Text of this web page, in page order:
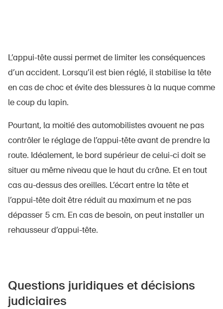
L’appui-tête aussi permet de limiter les conséquences
d’un accident. Lorsqu’il est bien réglé, il stabilise la tête
en cas de choc et évite des blessures à la nuque comme
le coup du lapin.
Pourtant, la moitié des automobilistes avouent ne pas
contrôler le réglage de l’appui-tête avant de prendre la
route. Idéalement, le bord supérieur de celui-ci doit se
situer au même niveau que le haut du crâne. Et en tout
cas au-dessus des oreilles. L’écart entre la tête et
l’appui-tête doit être réduit au maximum et ne pas
dépasser 5 cm. En cas de besoin, on peut installer un
rehausseur d’appui-tête.
Questions juridiques et décisions
judiciaires